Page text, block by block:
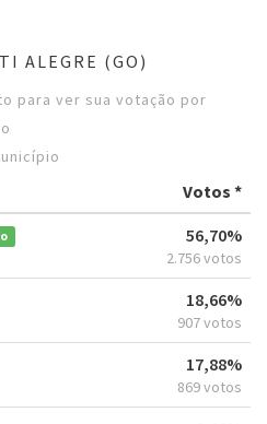
ALEGRE (GO)
para ver sua votação por
Votos *
56,70%
2.756 votos
18,66%
907 votos
17,88%
869 votos